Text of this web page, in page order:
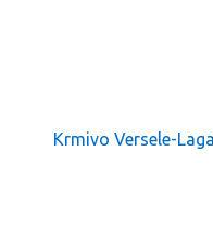
Krmivo Versele-